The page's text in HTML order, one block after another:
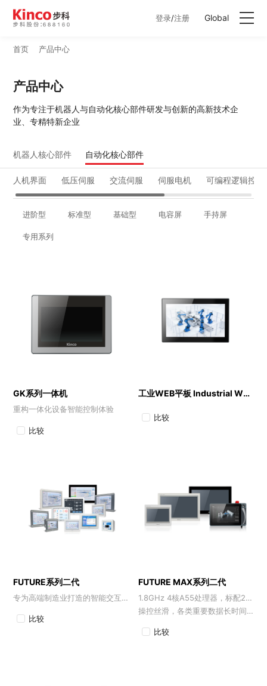
关于步科
登录/注册 Global
首页 产品中心
产品中心
作为专注于机器人与自动化核心部件研发与创新的高新技术企
业、专精特新企业
机器人核心部件 自动化核心部件
人机界面 低压伺服 交流伺服 伺服电机 可编程逻辑控制
进阶型 标准型 基础型 电容屏 手持屏
专用系列
GK系列一体机
重构一体化设备智能控制体验
比较
工业WEB平板 Industrial WEB Panels
比较
FUTURE系列二代
专为高端制造业打造的智能交互旗舰
比较
FUTURE MAX系列二代
1.8GHz 4核A55处理器，标配2GB DDR4内存+64GB eMMC，
操控丝滑，各类重要数据长时间屏上存储无忧
比较